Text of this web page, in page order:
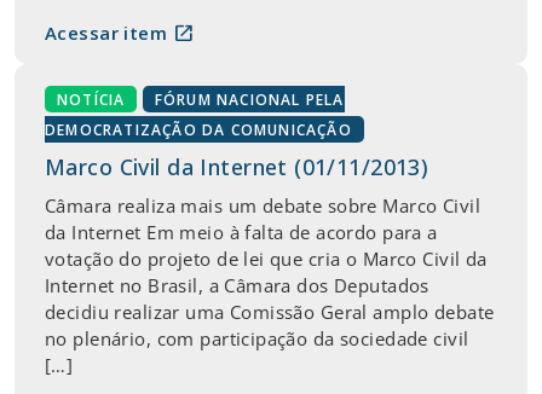
Acessar item open_in_new
NOTÍCIA
FÓRUM NACIONAL PELA
DEMOCRATIZAÇÃO DA COMUNICAÇÃO
Marco Civil da Internet (01/11/2013)
Câmara realiza mais um debate sobre Marco Civil
da Internet Em meio à falta de acordo para a
votação do projeto de lei que cria o Marco Civil da
Internet no Brasil, a Câmara dos Deputados
decidiu realizar uma Comissão Geral amplo debate
no plenário, com participação da sociedade civil
[…]